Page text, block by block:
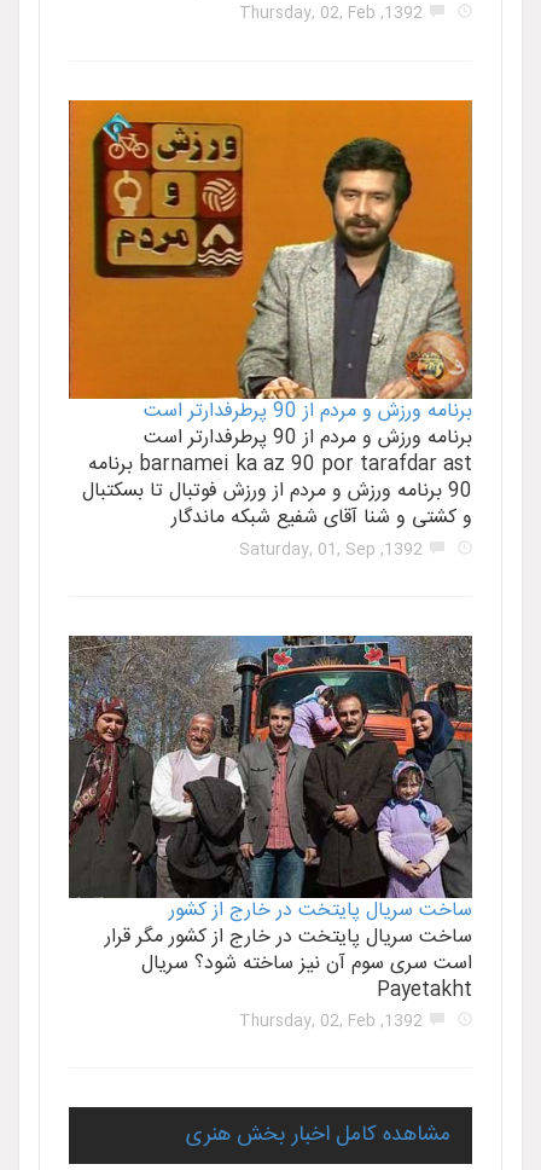
1392, Thursday, 02, Feb
برنامه ورزش و مردم از 90 پرطرفدار‌تر است
برنامه ورزش و مردم از 90 پرطرفدار‌تر است
barnamei ka az 90 por tarafdar ast برنامه
90 برنامه ورزش و مردم از ورزش‌ فوتبال تا بسکتبال
و کشتی و شنا آقای شفیع شبکه ماندگار
1392, Saturday, 01, Sep
ساخت سریال پایتخت در خارج از کشور
ساخت سریال پایتخت در خارج از کشور مگر قرار
است سری سوم آن نیز ساخته شود؟ سریال
Payetakht
1392, Thursday, 02, Feb
مشاهده کامل اخبار بخش هنری